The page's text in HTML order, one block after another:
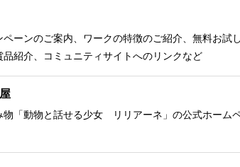
ペーンのご案内、ワークの特徴のご紹介、無料お
紹介、コミュニティサイトへのリンクなど
「動物と話せる少女 リリアーネ」の公式ホーム